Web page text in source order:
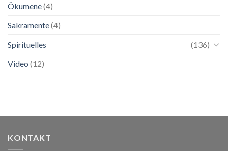
Ökumene(4)
Sakramente(4)
Spirituelles
(136)
Video (12)
KONTAKT